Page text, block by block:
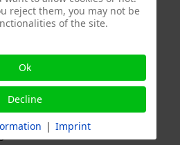
reject them, you may not be
of the site.
Ok
Decline
| Imprint